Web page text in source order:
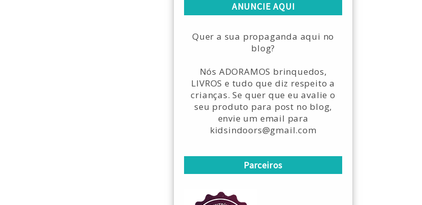
ANUNCIE AQUI
Quer a sua propaganda aqui no
blog?
Nós ADORAMOS brinquedos,
LIVROS e tudo que diz respeito a
crianças. Se quer que eu avalie o
seu produto para post no blog,
envie um email para
kidsindoors@gmail.com
Parceiros